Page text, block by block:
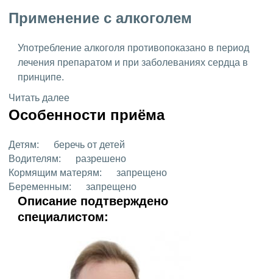
Применение с алкоголем
Употребление алкоголя противопоказано в период
лечения препаратом и при заболеваниях сердца в
принципе.
Читать далее
Особенности приёма
Детям:
беречь от детей
Водителям:
разрешено
Кормящим матерям:
запрещено
Беременным:
запрещено
Описание подтверждено
специалистом: